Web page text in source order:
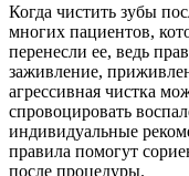
Когда чистить зубы
многих пациентов,
перенесли ее, ведь
заживление,
агрессивная чистка
спровоцировать
индивидуальные
правила помогут
после процедуры.